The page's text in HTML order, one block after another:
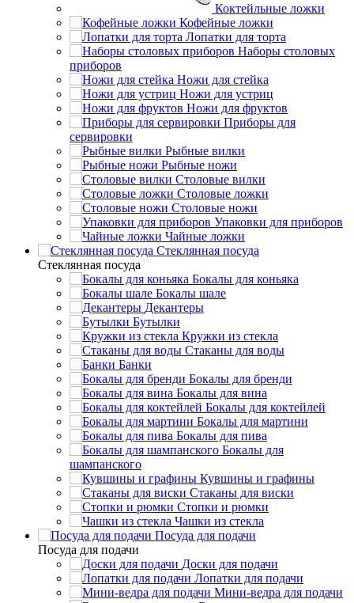
Коктейльные ложки
Кофейные ложки
Лопатки для торта
Наборы столовых
приборов
Ножи для стейка
Ножи для устриц
Ножи для фруктов
Приборы для
сервировки
Рыбные вилки
Рыбные ножи
Столовые вилки
Столовые ложки
Столовые ножи
Упаковки для приборов
Чайные ложки
Стеклянная посуда
Стеклянная посуда
Бокалы для коньяка
Бокалы шале
Декантеры
Бутылки
Кружки из стекла
Стаканы для воды
Банки
Бокалы для бренди
Бокалы для вина
Бокалы для коктейлей
Бокалы для мартини
Бокалы для пива
Бокалы для
шампанского
Кувшины и графины
Стаканы для виски
Стопки и рюмки
Чашки из стекла
Посуда для подачи
Посуда для подачи
Доски для подачи
Лопатки для подачи
Мини-ведра для подачи